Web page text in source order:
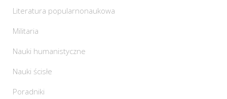
Literatura popularnonaukowa
Militaria
Nauki humanistyczne
Nauki ścisłe
Poradniki